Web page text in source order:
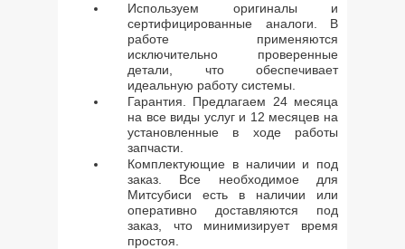
Используем оригиналы и
сертифицированные аналоги. В
работе применяются
исключительно проверенные
детали, что обеспечивает
идеальную работу системы.
Гарантия. Предлагаем 24 месяца
на все виды услуг и 12 месяцев на
установленные в ходе работы
запчасти.
Комплектующие в наличии и под
заказ. Все необходимое для
Митсубиси есть в наличии или
оперативно доставляются под
заказ, что минимизирует время
простоя.